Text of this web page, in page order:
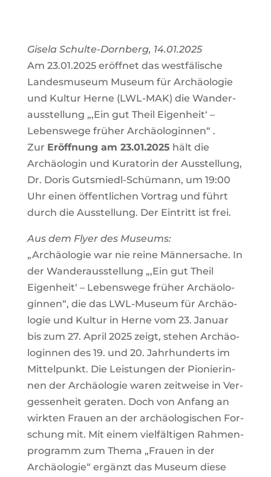
Gise­la Schul­te-Dorn­berg, 14.01.2025
Am 23.01.2025 eröff­net das west­fä­li­sche
Lan­des­mu­se­um Muse­um für Archäo­lo­gie
und Kul­tur Her­ne (LWL-MAK) die Wan­der­
aus­stel­lung „‚Ein gut Theil Eigen­heit‘ –
Lebens­we­ge frü­her Archäo­lo­gin­nen“ .
Zur Eröff­nung am 23.01.2025 hält die
Archäo­lo­gin und Kura­to­rin der Aus­stel­lung,
Dr. Doris Guts­miedl-Schüm­ann, um 19:00
Uhr einen öffent­li­chen Vor­trag und führt
durch die Aus­stel­lung. Der Ein­tritt ist frei.
Aus dem Fly­er des Muse­ums:
„Archäo­lo­gie war nie rei­ne Män­ner­sa­che. In
der Wan­der­aus­stel­lung „‚Ein gut Theil
Eigen­heit‘ – Lebens­we­ge frü­her Archäo­lo­
gin­nen“, die das LWL-Muse­um für Archäo­
lo­gie und Kul­tur in Her­ne vom 23. Janu­ar
bis zum 27. April 2025 zeigt, ste­hen Archäo­
lo­gin­nen des 19. und 20. Jahr­hun­derts im
Mit­tel­punkt. Die Leis­tun­gen der Pio­nie­rin­
nen der Archäo­lo­gie waren zeit­wei­se in Ver­
ges­sen­heit gera­ten. Doch von Anfang an
wirk­ten Frau­en an der archäo­lo­gi­schen For­
schung mit. Mit einem viel­fäl­ti­gen Rah­men­
pro­gramm zum The­ma „Frau­en in der
Archäo­lo­gie“ ergänzt das Muse­um die­se